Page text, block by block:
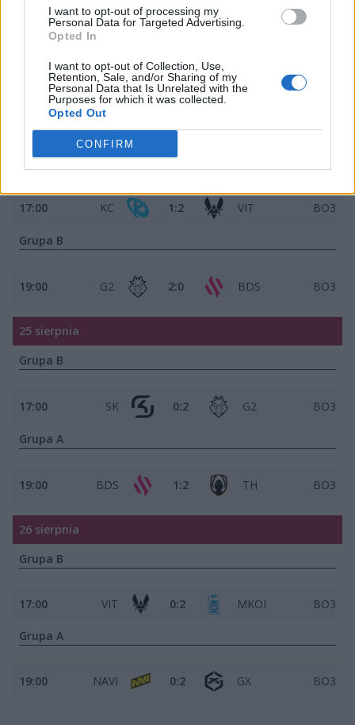
I want to opt-out of processing my
Personal Data for Targeted Advertising.
Opted In
I want to opt-out of Collection, Use,
Retention, Sale, and/or Sharing of my
Personal Data that Is Unrelated with the
Purposes for which it was collected.
Opted Out
CONFIRM
VIT 2:0
Grupa B
FNC 0:2 G2
18 sierpnia
Grupa A
17:00 KC 1:2 VIT BO3
Grupa B
19:00 G2 2:0 BDS BO3
25 sierpnia
Grupa B
17:00 SK 0:2 G2 BO3
Grupa A
19:00 BDS 1:2 TH BO3
26 sierpnia
Grupa B
17:00 VIT 0:2 MKOI BO3
Grupa A
19:00 NAVI 0:2 GX BO3